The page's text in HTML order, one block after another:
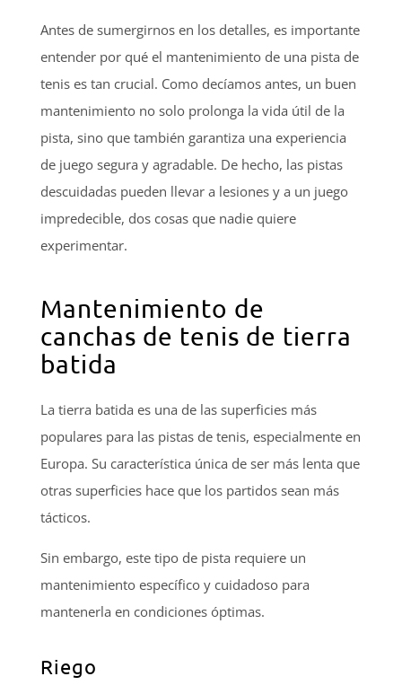
Antes de sumergirnos en los detalles, es importante
entender por qué el mantenimiento de una pista de
tenis es tan crucial. Como decíamos antes, un buen
mantenimiento no solo prolonga la vida útil de la
pista, sino que también garantiza una experiencia
de juego segura y agradable. De hecho, las pistas
descuidadas pueden llevar a lesiones y a un juego
impredecible, dos cosas que nadie quiere
experimentar.
Mantenimiento de
canchas de tenis de tierra
batida
La tierra batida es una de las superficies más
populares para las pistas de tenis, especialmente en
Europa. Su característica única de ser más lenta que
otras superficies hace que los partidos sean más
tácticos.
Sin embargo, este tipo de pista requiere un
mantenimiento específico y cuidadoso para
mantenerla en condiciones óptimas.
Riego